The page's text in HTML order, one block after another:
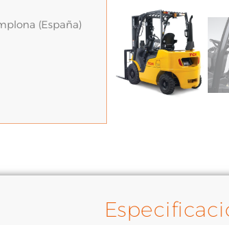
(España)